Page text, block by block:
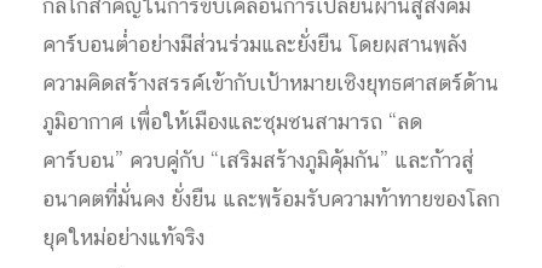
คาร์บอนต่ำอย่างมีส่วนร่วมและยั่งยืน โดยผสานพลัง
ความคิดสร้างสรรค์เข้ากับเป้าหมายเชิงยุทธศาสตร์ด้าน
ภูมิอากาศ เพื่อให้เมืองและชุมชนสามารถ “ลด
คาร์บอน” ควบคู่กับ “เสริมสร้างภูมิคุ้มกัน” และก้าวสู่
อนาคตที่มั่นคง ยั่งยืน และพร้อมรับความท้าทายของโลก
ยุคใหม่อย่างแท้จริง